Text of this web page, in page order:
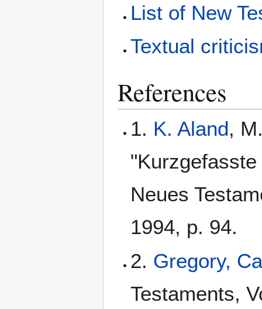
List of New
Textual
References
1. K. Aland,
Neues
1994, p. 94.
2. Gregory,
Testaments,